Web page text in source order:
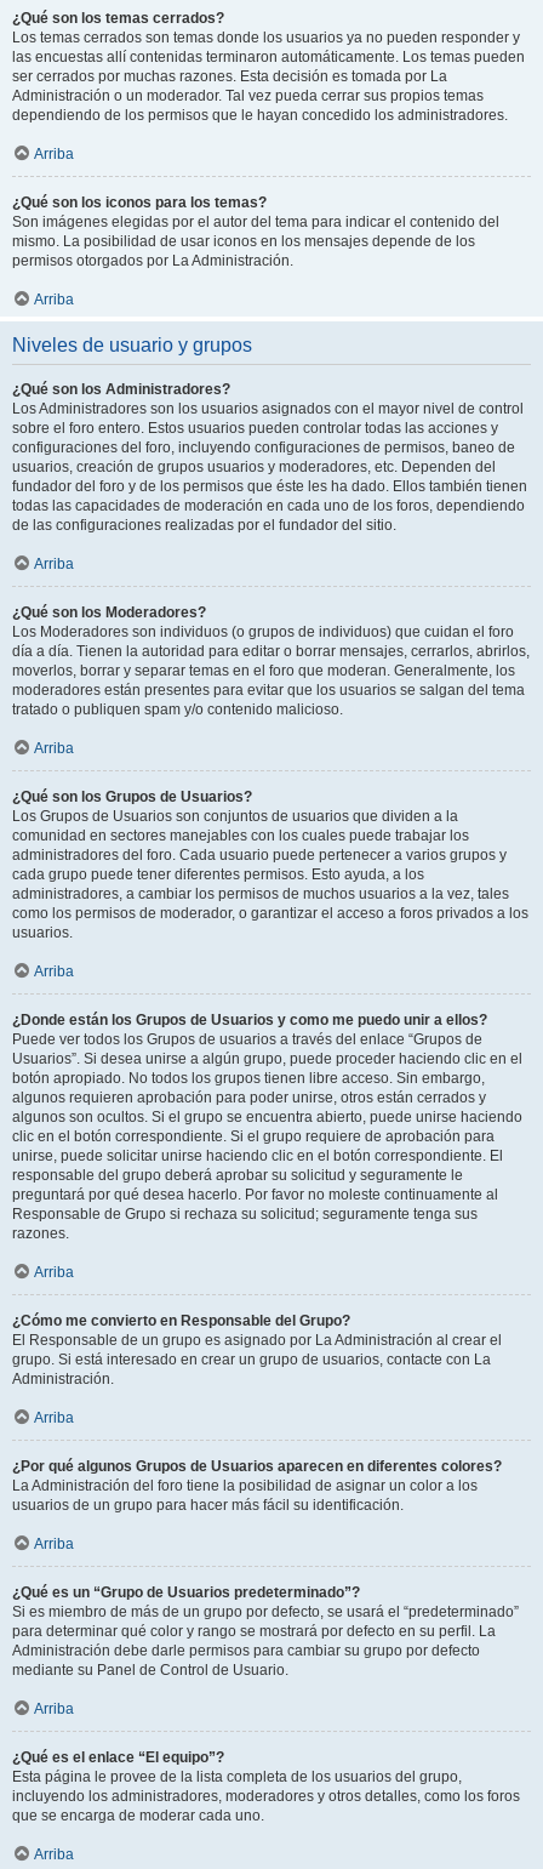
¿Qué son los temas cerrados?
Los temas cerrados son temas donde los usuarios ya no pueden responder y
las encuestas allí contenidas terminaron automáticamente. Los temas pueden
ser cerrados por muchas razones. Esta decisión es tomada por La
Administración o un moderador. Tal vez pueda cerrar sus propios temas
dependiendo de los permisos que le hayan concedido los administradores.
Arriba
¿Qué son los iconos para los temas?
Son imágenes elegidas por el autor del tema para indicar el contenido del
mismo. La posibilidad de usar iconos en los mensajes depende de los
permisos otorgados por La Administración.
Arriba
Niveles de usuario y grupos
¿Qué son los Administradores?
Los Administradores son los usuarios asignados con el mayor nivel de control
sobre el foro entero. Estos usuarios pueden controlar todas las acciones y
configuraciones del foro, incluyendo configuraciones de permisos, baneo de
usuarios, creación de grupos usuarios y moderadores, etc. Dependen del
fundador del foro y de los permisos que éste les ha dado. Ellos también tienen
todas las capacidades de moderación en cada uno de los foros, dependiendo
de las configuraciones realizadas por el fundador del sitio.
Arriba
¿Qué son los Moderadores?
Los Moderadores son individuos (o grupos de individuos) que cuidan el foro
día a día. Tienen la autoridad para editar o borrar mensajes, cerrarlos, abrirlos,
moverlos, borrar y separar temas en el foro que moderan. Generalmente, los
moderadores están presentes para evitar que los usuarios se salgan del tema
tratado o publiquen spam y/o contenido malicioso.
Arriba
¿Qué son los Grupos de Usuarios?
Los Grupos de Usuarios son conjuntos de usuarios que dividen a la
comunidad en sectores manejables con los cuales puede trabajar los
administradores del foro. Cada usuario puede pertenecer a varios grupos y
cada grupo puede tener diferentes permisos. Esto ayuda, a los
administradores, a cambiar los permisos de muchos usuarios a la vez, tales
como los permisos de moderador, o garantizar el acceso a foros privados a los
usuarios.
Arriba
¿Donde están los Grupos de Usuarios y como me puedo unir a ellos?
Puede ver todos los Grupos de usuarios a través del enlace “Grupos de
Usuarios”. Si desea unirse a algún grupo, puede proceder haciendo clic en el
botón apropiado. No todos los grupos tienen libre acceso. Sin embargo,
algunos requieren aprobación para poder unirse, otros están cerrados y
algunos son ocultos. Si el grupo se encuentra abierto, puede unirse haciendo
clic en el botón correspondiente. Si el grupo requiere de aprobación para
unirse, puede solicitar unirse haciendo clic en el botón correspondiente. El
responsable del grupo deberá aprobar su solicitud y seguramente le
preguntará por qué desea hacerlo. Por favor no moleste continuamente al
Responsable de Grupo si rechaza su solicitud; seguramente tenga sus
razones.
Arriba
¿Cómo me convierto en Responsable del Grupo?
El Responsable de un grupo es asignado por La Administración al crear el
grupo. Si está interesado en crear un grupo de usuarios, contacte con La
Administración.
Arriba
¿Por qué algunos Grupos de Usuarios aparecen en diferentes colores?
La Administración del foro tiene la posibilidad de asignar un color a los
usuarios de un grupo para hacer más fácil su identificación.
Arriba
¿Qué es un “Grupo de Usuarios predeterminado”?
Si es miembro de más de un grupo por defecto, se usará el “predeterminado”
para determinar qué color y rango se mostrará por defecto en su perfil. La
Administración debe darle permisos para cambiar su grupo por defecto
mediante su Panel de Control de Usuario.
Arriba
¿Qué es el enlace “El equipo”?
Esta página le provee de la lista completa de los usuarios del grupo,
incluyendo los administradores, moderadores y otros detalles, como los foros
que se encarga de moderar cada uno.
Arriba